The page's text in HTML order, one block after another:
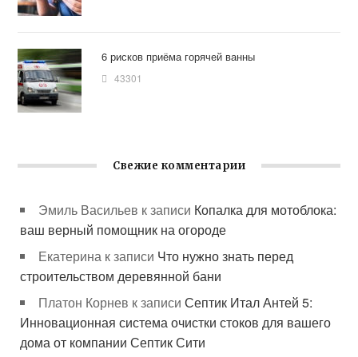
6 рисков приёма горячей ванны
43301
Свежие комментарии
Эмиль Васильев к записи Копалка для мотоблока:
ваш верный помощник на огороде
Екатерина к записи Что нужно знать перед
строительством деревянной бани
Платон Корнев к записиСептик Итал Антей 5:
Инновационная система очистки стоков для вашего
дома от компании Септик Сити